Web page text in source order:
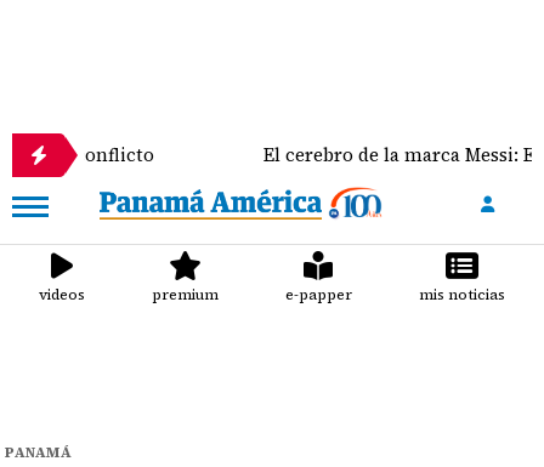
El cerebro de la marca Messi: El rol
videos premium e-papper mis noticias
PANAMÁ